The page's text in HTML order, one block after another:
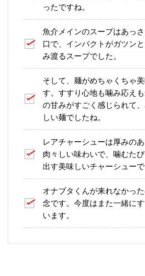
ったですね。
魚介メインのスープはあっ
口で、インパクトがガツン
み渡るスープでした。
そして、麺がめちゃくちゃ
す。すすり心地も噛み応え
の甘みがすごく感じられて
しい麺でしたね。
レアチャーシューは厚みの
肉々しい味わいで、噛むた
出す美味しいチャーシューで
オナブタくんが来れなかっ
念です。今度はまた一緒に
います。